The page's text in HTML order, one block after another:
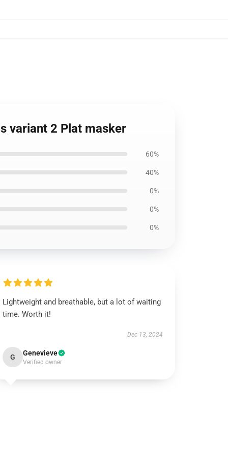
variant 2 Plat masker
60%
40%
0%
0%
0%
Lightweight and breathable, but a lot of waiting
time. Worth it!
Dec 13, 2024
G Genevieve
Verified owner